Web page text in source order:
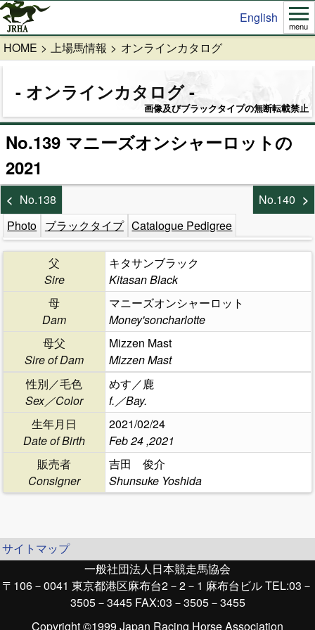
English
menu
HOME 上場馬情報 オンラインカタログ
オンラインカタログ
画像及びブラックタイプの無断転載禁止
No.139 マニーズオンシャーロットの
2021
No.138
No.140
Photo ブラックタイプ Catalogue Pedigree
父
Sire
キタサンブラック
Kitasan Black
母
Dam
マニーズオンシャーロット
Money'soncharlotte
母父
Sire of Dam
Mizzen Mast
Mizzen Mast
性別／毛色
Sex／Color
めす／鹿
f.／Bay.
生年月日
Date of Birth
2021/02/24
Feb 24 ,2021
販売者
Consigner
吉田 俊介
Shunsuke Yoshida
サイトマップ
一般社団法人日本競走馬協会
〒106－0041 東京都港区麻布台2－2－1 麻布台ビル TEL:03－
3505－3445 FAX:03－3505－3455
Copyright ©1999 Japan Racing Horse Association